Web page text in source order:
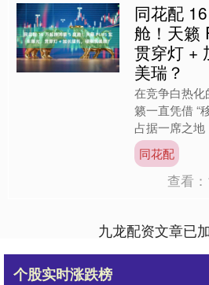
同花配
舱！天籁
贯穿灯 +
美瑞？
在竞争白热
籁一直凭借 “
占据一席之
击和合资竞品
势已难以为继
同花配
查看：
九龙配资文章已
个股实时涨跌榜